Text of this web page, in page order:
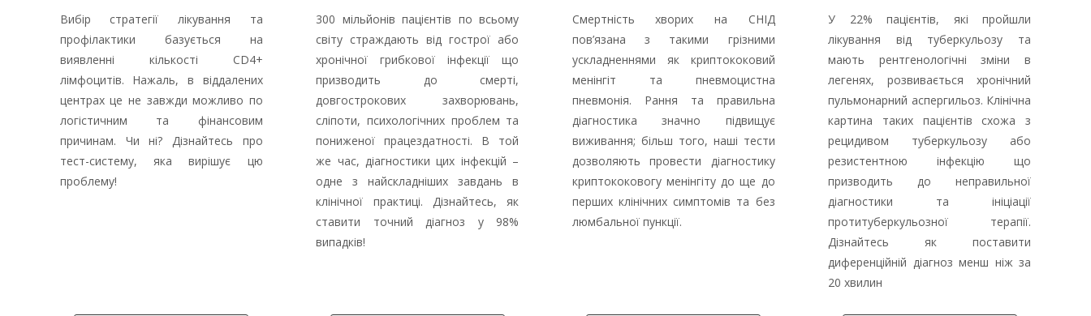
Вибір стратегії лікування та
профілактики базується на
виявленні кількості CD4+
лімфоцитів. Нажаль, в віддалених
центрах це не завжди можливо по
логістичним та фінансовим
причинам. Чи ні? Дізнайтесь про
тест-систему, яка вирішує цю
проблему!
300 мільйонів пацієнтів по всьому
світу страждають від гострої або
хронічної грибкової інфекції що
призводить до смерті,
довгострокових захворювань,
сліпоти, психологічних проблем та
пониженої працездатності. В той
же час, діагностики цих інфекцій –
одне з найскладніших завдань в
клінічної практиці. Дізнайтесь, як
ставити точний діагноз у 98%
випадків!
Смертність хворих на СНІД
пов’язана з такими грізними
ускладненнями як криптококовий
менінгіт та пневмоцистна
пневмонія. Рання та правильна
діагностика значно підвищує
виживання; більш того, наші тести
дозволяють провести діагностику
криптококовогу менінгіту до ще до
перших клінічних симптомів та без
люмбальної пункції.
У 22% пацієнтів, які пройшли
лікування від туберкульозу та
мають рентгенологічні зміни в
легенях, розвивається хронічний
пульмонарний аспергильоз. Клінічна
картина таких пацієнтів схожа з
рецидивом туберкульозу або
резистентною інфекцію що
призводить до неправильної
діагностики та ініціації
протитуберкульозної терапії.
Дізнайтесь як поставити
диференційній діагноз менш ніж за
20 хвилин